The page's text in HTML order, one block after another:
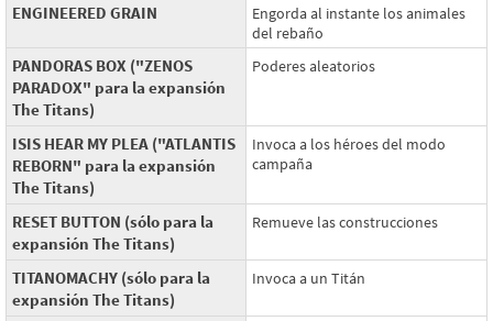
ENGINEERED GRAIN
Engorda al instante los animales
del rebaño
PANDORAS BOX ("ZENOS
PARADOX" para la expansión
The Titans)
Poderes aleatorios
ISIS HEAR MY PLEA ("ATLANTIS
REBORN" para la expansión
The Titans)
Invoca a los héroes del modo
campaña
RESET BUTTON (sólo para la
expansión The Titans)
Remueve las construcciones
TITANOMACHY (sólo para la
expansión The Titans)
Invoca a un Titán